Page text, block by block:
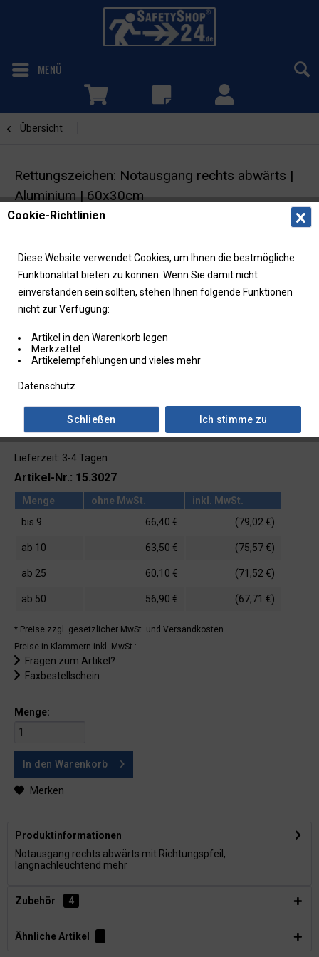
MENÜ
Übersicht
Rettungszeichen: Notausgang rechts abwärts |
Aluminium | 60x30cm
Lieferzeit: 3-4 Tagen
Artikel-Nr.: 15.3027
Menge ohne MwSt.
inkl. MwSt.
bis 9 66,40 € (79,02 €)
ab 10 63,50 € (75,57 €)
ab 25 60,10 € (71,52 €)
ab 50 56,90 € (67,71 €)
* Preise zzgl. gesetzlicher MwSt. und Versandkosten
Preise in Klammern inkl. MwSt.:
Fragen zum Artikel?
Faxbestellschein
Menge:
In den Warenkorb
Merken
Produktinformationen
Notausgang rechts abwärts mit Richtungspfeil,
langnachleuchtend mehr
Zubehör 4
Ähnliche Artikel
Cookie-Richtlinien
Diese Website verwendet Cookies, um Ihnen die bestmögliche
Funktionalität bieten zu können. Wenn Sie damit nicht
einverstanden sein sollten, stehen Ihnen folgende Funktionen
nicht zur Verfügung:
Artikel in den Warenkorb legen
Merkzettel
Artikelempfehlungen und vieles mehr
Datenschutz
Ich stimme zu
Schließen